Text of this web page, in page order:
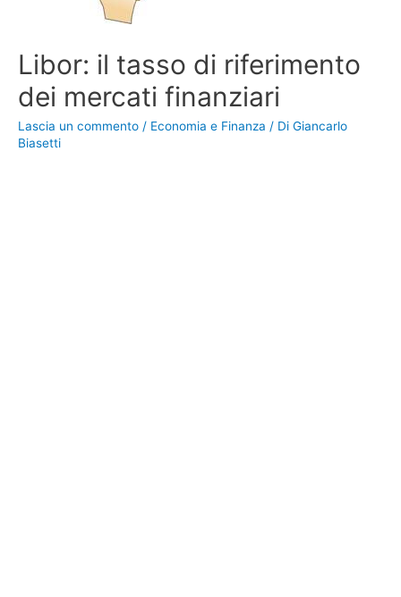
Libor: il tasso di riferimento
dei mercati finanziari
Lascia un commento / Economia e Finanza / Di Giancarlo
Biasetti